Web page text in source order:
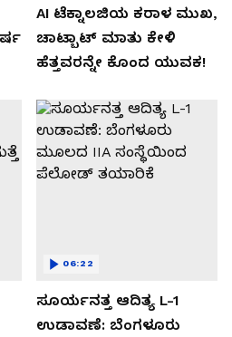
AI ಟೆಕ್ನಾಲಜಿಯ ಕರಾಳ ಮುಖ,
ಚಾಟ್ಬಾಟ್ ಮಾತು ಕೇಳಿ
ಹೆತ್ತವರನ್ನೇ ಕೊಂದ ಯುವಕ!
ಸೂರ್ಯನತ್ತ ಆದಿತ್ಯ L-1
ಉಡಾವಣೆ: ಬೆಂಗಳೂರು
06:22